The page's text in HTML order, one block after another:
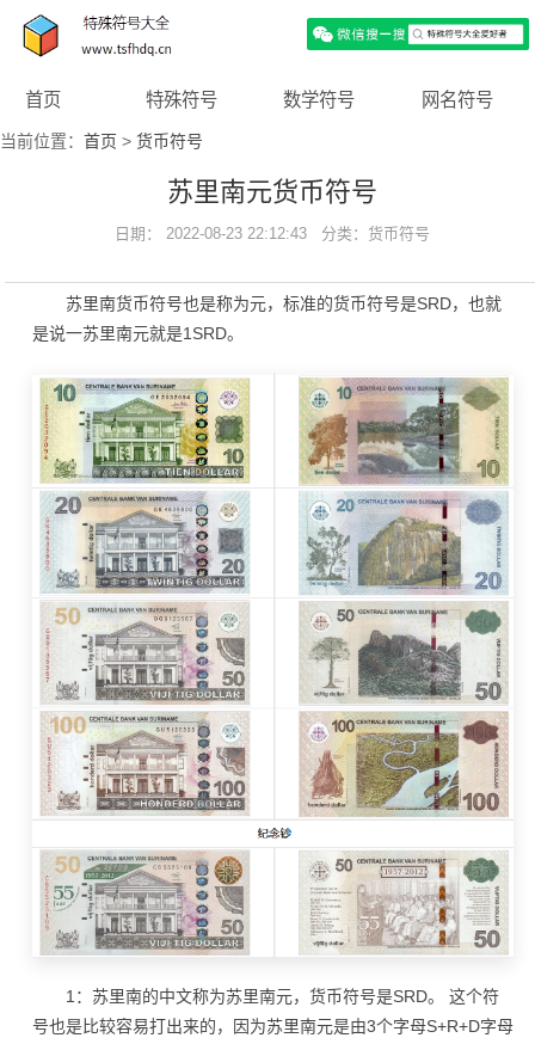
首页 特殊符号 数学符号 网名符号
当前位置： 首页 > 货币符号
苏里南元货币符号
日期： 2022-08-23 22:12:43 分类： 货币符号
苏里南货币符号也是称为元，标准的货币符号是SRD，也就
是说一苏里南元就是1SRD。
1：苏里南的中文称为苏里南元，货币符号是SRD。 这个符
号也是比较容易打出来的，因为苏里南元是由3个字母S+R+D字母